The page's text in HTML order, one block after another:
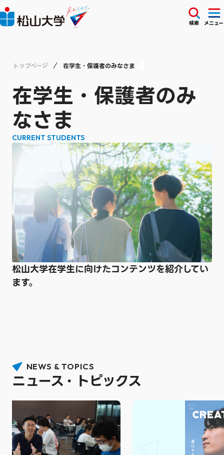
検索 メニュー
トップページ 在学生・保護者のみなさま
在学生・保護者のみ
なさま
CURRENT STUDENTS
松山大学在学生に向けたコンテンツを紹介してい
ます。
NEWS & TOPICS
ニュース・トピックス